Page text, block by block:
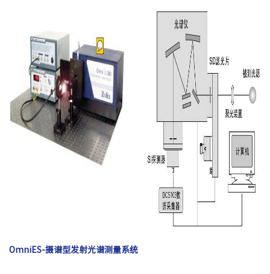
OmniES-摄谱型发射光谱测量系统